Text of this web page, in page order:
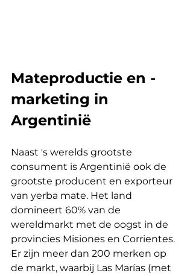
Mateproductie en -
marketing in
Argentinië
Naast 's werelds grootste
consument is Argentinië ook de
grootste producent en exporteur
van yerba mate. Het land
domineert 60% van de
wereldmarkt met de oogst in de
provincies Misiones en Corrientes.
Er zijn meer dan 200 merken op
de markt, waarbij Las Marías (met